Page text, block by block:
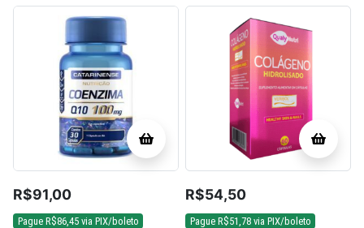
R$91,00
Pague R$86,45 via PIX/boleto
R$54,50
Pague R$51,78 via PIX/boleto